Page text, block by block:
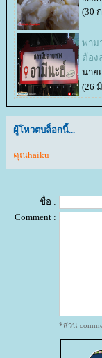
(30
พาม
ต้อง
นาย
(26
ผู้โหวตบล็อกนี้...
คุณhaiku
ชื่อ :
Comment :
*ส่วน